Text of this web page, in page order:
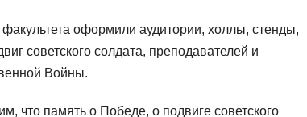
оформили аудитории, холлы, стенды,
советского солдата, преподавателей и
Войны.
что память о Победе, о подвиге советского